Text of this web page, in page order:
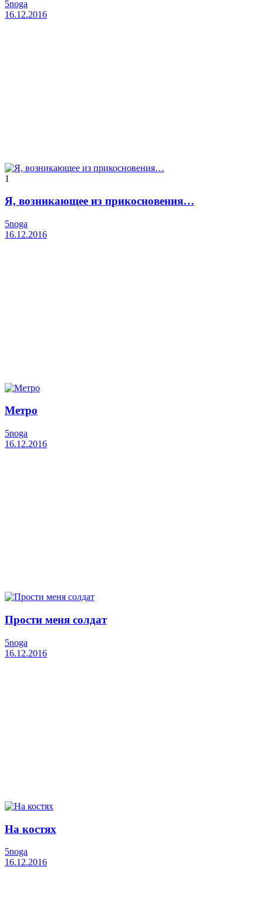
5noga
16.12.2016
1
Я, возникающее из прикосновения…
5noga
16.12.2016
Метро
5noga
16.12.2016
Прости меня солдат
5noga
16.12.2016
На костях
5noga
16.12.2016